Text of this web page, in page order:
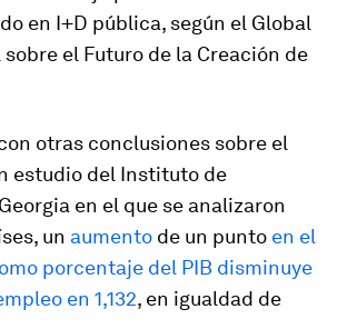
en I+D pública, según el Global
el Futuro de la Creación de
otras conclusiones sobre el
estudio del Instituto de
en el que se analizaron
un aumento de un punto en el
porcentaje del PIB disminuye
en 1,132, en igualdad de